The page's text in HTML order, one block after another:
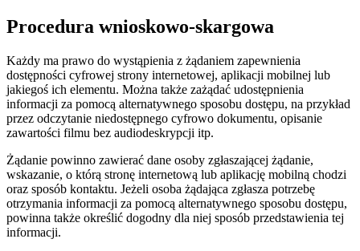
Procedura wnioskowo-skargowa
Każdy ma prawo do wystąpienia z żądaniem zapewnienia
dostępności cyfrowej strony internetowej, aplikacji mobilnej lub
jakiegoś ich elementu. Można także zażądać udostępnienia
informacji za pomocą alternatywnego sposobu dostępu, na przykład
przez odczytanie niedostępnego cyfrowo dokumentu, opisanie
zawartości filmu bez audiodeskrypcji itp.
Żądanie powinno zawierać dane osoby zgłaszającej żądanie,
wskazanie, o którą stronę internetową lub aplikację mobilną chodzi
oraz sposób kontaktu. Jeżeli osoba żądająca zgłasza potrzebę
otrzymania informacji za pomocą alternatywnego sposobu dostępu,
powinna także określić dogodny dla niej sposób przedstawienia tej
informacji.